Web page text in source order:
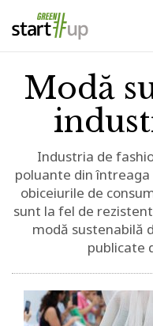
Modă
Industria de
poluante din
obiceiurile de
sunt la fel de
modă sustenabilă
publicate